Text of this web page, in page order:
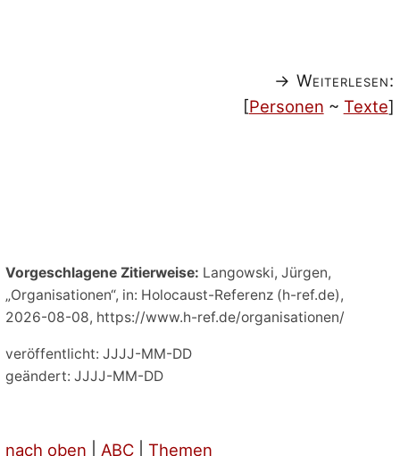
→ Weiterlesen:
[Personen ~ Texte]
Vorgeschlagene Zitierweise: Langowski, Jürgen,
„Organisationen“, in: Holocaust-Referenz (h-ref.de),
2026-08-08, https://www.h-ref.de/organisationen/
veröffentlicht: JJJJ-MM-DD
geändert: JJJJ-MM-DD
nach oben ABC |Themen